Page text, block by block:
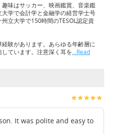
味はサッカー、映画鑑賞、音楽鑑
学で会計学と金融学の経営学士号
立大学で150時間のTESOL認定資
験があります。あらゆる年齢層に
ています。注意深く耳を…Read
It was polite and easy to